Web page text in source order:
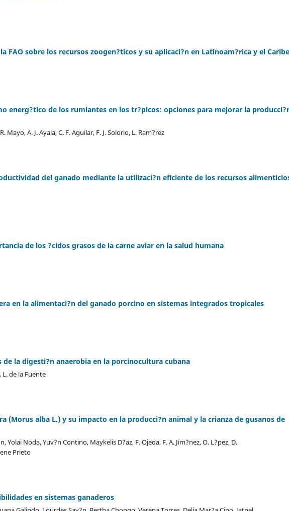
FAO sobre los recursos zoogen?ticos y su aplicaci?n en Latinoam?rica y el Caribe
energ?tico de los rumiantes en los tr?picos: opciones para mejorar la
Mayo, A. J. Ayala, C. F. Aguilar, F. J. Solorio, L. Ram?rez
del ganado mediante la utilizaci?n eficiente de los recursos
de los ?cidos grasos de la carne aviar en la salud humana
en la alimentaci?n del ganado porcino en sistemas integrados tropicales
de la digesti?n anaerobia en la porcinocultura cubana
L. de la Fuente
(Morus alba L.) y su impacto en la producci?n animal y la crianza de gusanos de
Yolai Noda, Yuv?n Contino, Maykelis D?az, F. Ojeda, F. A. Jim?nez, O. L?pez, D.
Prieto
en sistemas ganaderos